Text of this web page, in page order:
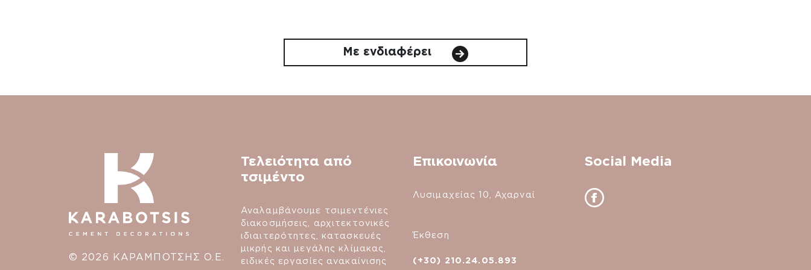
Με ενδιαφέρει
© 2026 ΚΑΡΑΜΠΟΤΣΗΣ Ο.Ε.
Τελειότητα από
τσιμέντο
Αναλαμβάνουμε τσιμεντένιες
διακοσμήσεις, αρχιτεκτονικές
ιδιαιτερότητες, κατασκευές
μικρής και μεγάλης κλίμακας,
ειδικές εργασίες ανακαίνισης
Επικοινωνία
Λυσιμαχείας 10, Αχαρναί
Έκθεση
(+30) 210.24.05.893
Social Media